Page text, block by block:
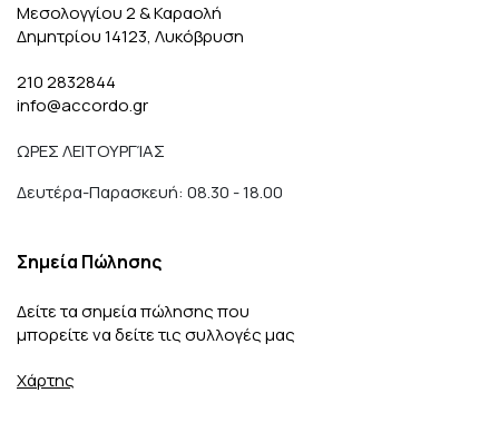
Μεσολογγίου 2 & Καραολή
Δημητρίου 14123, Λυκόβρυση
210 2832844
info@accordo.gr
ΩΡΕΣ ΛΕΙΤΟΥΡΓΊΑΣ
Δευτέρα-Παρασκευή: 08.30 - 18.00
Σημεία Πώλησης
Δείτε τα σημεία πώλησης που
μπορείτε να δείτε τις συλλογές μας
Χάρτης